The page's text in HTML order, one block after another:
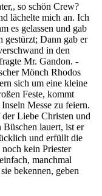
so schön Crew?
lächelte mich an. Ich
es gelassen und gab
gestürzt; Dann gab er
in den
Mr. Gandon. -
Mönch Rhodos
sich um eine kleine
Feste, kommt
Messe zu feiern.
Liebe Christen und
lauert, ist er
und erfüllt die
noch kein Priester
manchmal
bekennen, geben